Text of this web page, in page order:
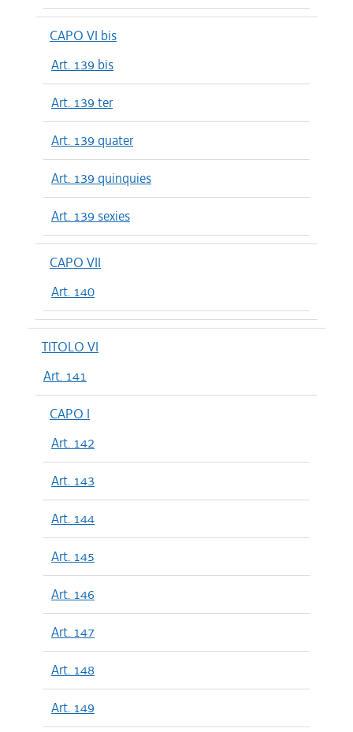
CAPO VI bis
Art. 139 bis
Art. 139 ter
Art. 139 quater
Art. 139 quinquies
Art. 139 sexies
CAPO VII
Art. 140
TITOLO VI
Art. 141
CAPO I
Art. 142
Art. 143
Art. 144
Art. 145
Art. 146
Art. 147
Art. 148
Art. 149